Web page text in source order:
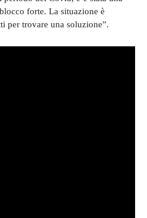
forte. La situazione è
per trovare una soluzione”.